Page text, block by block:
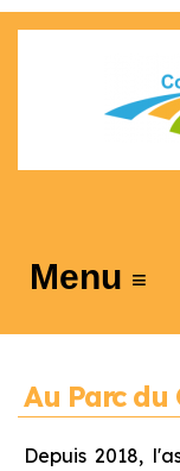
≡
Au Parc du
Depuis 2018,